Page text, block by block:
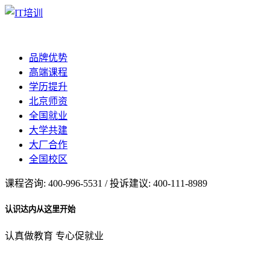
品牌优势
高端课程
学历提升
北京师资
全国就业
大学共建
大厂合作
全国校区
课程咨询: 400-996-5531 / 投诉建议: 400-111-8989
认识达内从这里开始
认真做教育 专心促就业